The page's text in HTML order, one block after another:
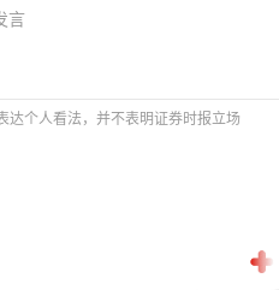
言
达个人看法，并不表明证券时报立场